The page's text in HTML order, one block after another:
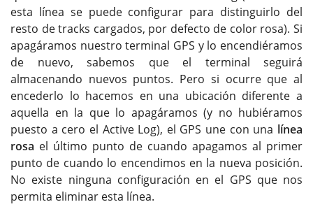
esta línea se puede configurar para distinguirlo del
resto de tracks cargados, por defecto de color rosa). Si
apagáramos nuestro terminal GPS y lo encendiéramos
de nuevo, sabemos que el terminal seguirá
almacenando nuevos puntos. Pero si ocurre que al
encederlo lo hacemos en una ubicación diferente a
aquella en la que lo apagáramos (y no hubiéramos
puesto a cero el Active Log), el GPS une con una línea
rosa el último punto de cuando apagamos al primer
punto de cuando lo encendimos en la nueva posición.
No existe ninguna configuración en el GPS que nos
permita eliminar esta línea.